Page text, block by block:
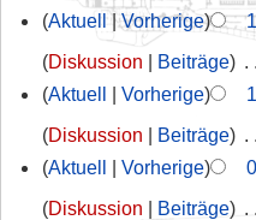
Aktuell
Vorherige
Diskussion
Beiträge
Aktuell
Vorherige
Diskussion
Beiträge
Aktuell
Vorherige
Diskussion
Beiträge